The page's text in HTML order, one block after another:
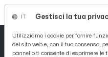
Gestisci la tua
Utilizziamo i cookie per fornire
del sito web e, con il tuo consenso,
pannello ti consente di esprimere le
Tutto News
Tutto Sport
Tutto Curiosità